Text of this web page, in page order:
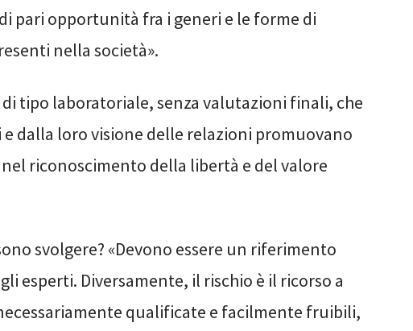
pari opportunità fra i generi e le forme di
nella società».
di tipo laboratoriale, senza valutazioni finali, che
e dalla loro visione delle relazioni promuovano
nel riconoscimento della libertà e del valore
svolgere? «Devono essere un riferimento
esperti. Diversamente, il rischio è il ricorso a
qualificate e facilmente fruibili,